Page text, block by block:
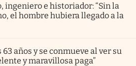
ingeniero e historiador: “Sin la
el hombre hubiera llegado a la
63 años y se conmueve al ver su
y maravillosa paga”